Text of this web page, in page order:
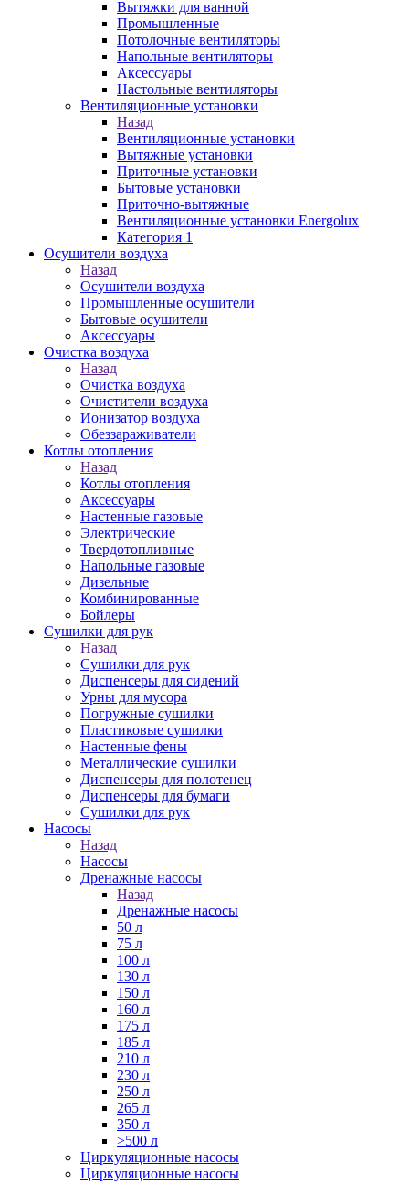
Вытяжки для ванной
Промышленные
Потолочные вентиляторы
Напольные вентиляторы
Аксессуары
Настольные вентиляторы
Вентиляционные установки
Назад
Вентиляционные установки
Вытяжные установки
Приточные установки
Бытовые установки
Приточно-вытяжные
Вентиляционные установки Energolux
Категория 1
Осушители воздуха
Назад
Осушители воздуха
Промышленные осушители
Бытовые осушители
Аксессуары
Очистка воздуха
Назад
Очистка воздуха
Очистители воздуха
Ионизатор воздуха
Обеззараживатели
Котлы отопления
Назад
Котлы отопления
Аксессуары
Настенные газовые
Электрические
Твердотопливные
Напольные газовые
Дизельные
Комбинированные
Бойлеры
Сушилки для рук
Назад
Сушилки для рук
Диспенсеры для сидений
Урны для мусора
Погружные сушилки
Пластиковые сушилки
Настенные фены
Металлические сушилки
Диспенсеры для полотенец
Диспенсеры для бумаги
Сушилки для рук
Насосы
Назад
Насосы
Дренажные насосы
Назад
Дренажные насосы
50 л
75 л
100 л
130 л
150 л
160 л
175 л
185 л
210 л
230 л
250 л
265 л
350 л
>500 л
Циркуляционные насосы
Циркуляционные насосы